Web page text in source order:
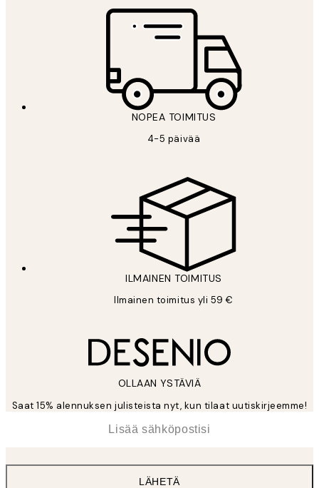
NOPEA TOIMITUS
4-5 päivää
ILMAINEN TOIMITUS
Ilmainen toimitus yli 59 €
OLLAAN YSTÄVIÄ
Saat 15% alennuksen julisteista nyt, kun tilaat uutiskirjeemme!
LÄHETÄ